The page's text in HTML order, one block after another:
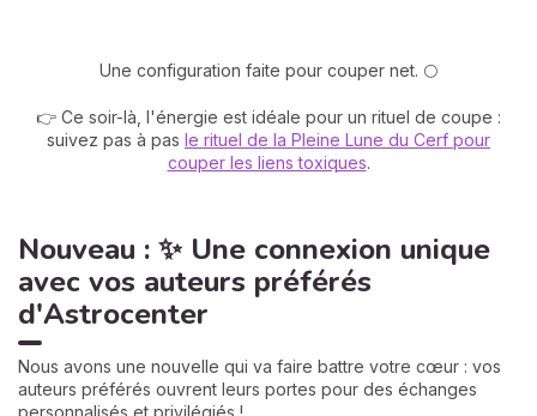
Une configuration faite pour couper net. 🌕
👉 Ce soir-là, l'énergie est idéale pour un rituel de coupe :
suivez pas à pas le rituel de la Pleine Lune du Cerf pour
couper les liens toxiques.
Nouveau : ✨ Une connexion unique
avec vos auteurs préférés
d'Astrocenter
Nous avons une nouvelle qui va faire battre votre cœur : vos
auteurs préférés ouvrent leurs portes pour des échanges
personnalisés et privilégiés !